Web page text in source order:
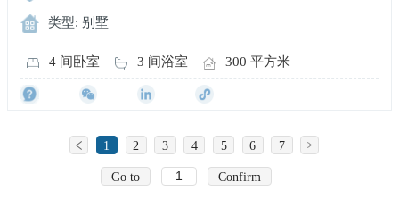
类型: 别墅
4 间卧室 3 间浴室 300 平方米
1 2 3 4 5 6 7
Go to Confirm